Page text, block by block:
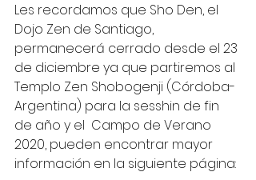
Les recordamos que Sho Den, el
Dojo Zen de Santiago,
permanecerá cerrado desde el 23
de diciembre ya que partiremos al
Templo Zen Shobogenji (Córdoba-
Argentina) para la sesshin de fin
de año y el  Campo de Verano
2020, pueden encontrar mayor
información en la siguiente página: